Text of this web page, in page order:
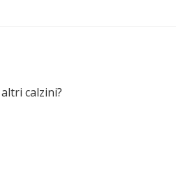
calzini?